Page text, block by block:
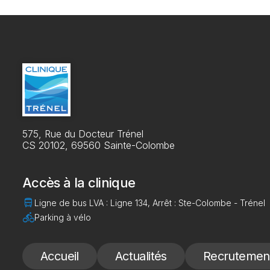
575, Rue du Docteur Trénel
CS 20102, 69560 Sainte-Colombe
Accès à la clinique
directions_bus Ligne de bus LVA : Ligne 134, Arrêt : Ste-Colombe - Trénel
directions_bikeParking à vélo
Accueil Actualités